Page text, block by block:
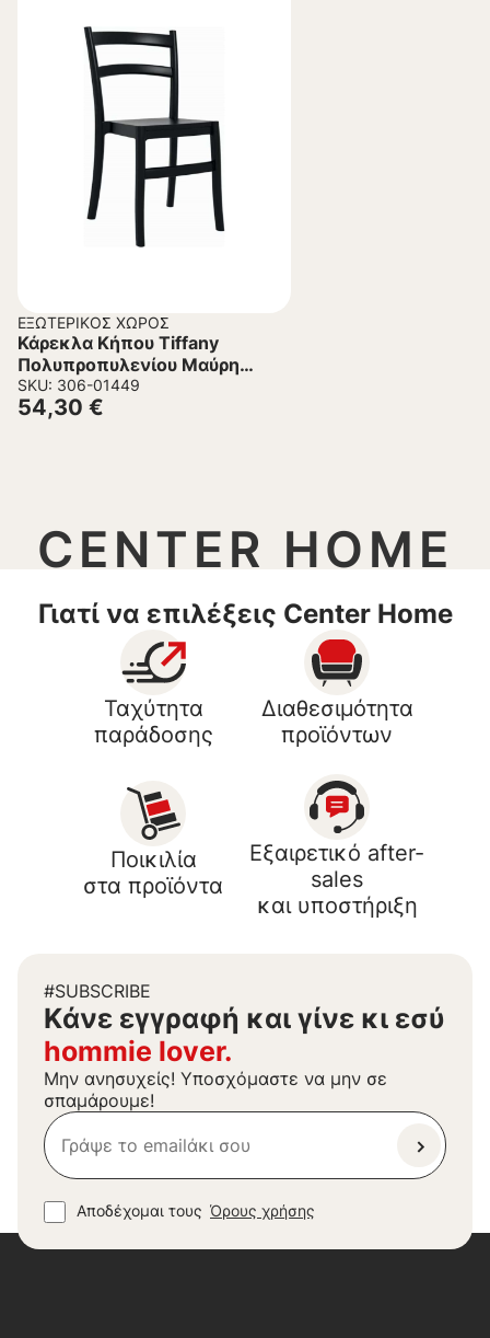
ΕΞΩΤΕΡΙΚΌΣ ΧΏΡΟΣ
Κάρεκλα Κήπου Tiffany
Πολυπροπυλενίου Μαύρη
45x51x85 εκ.
SKU: 306-01449
54,30 €
CENTER HOME
Γιατί να επιλέξεις Center Home
Ταχύτητα
παράδοσης
Διαθεσιμότητα
προϊόντων
Ποικιλία
στα προϊόντα
Εξαιρετικό after-
sales
και υποστήριξη
#SUBSCRIBE
Kάνε εγγραφή και γίνε κι εσύ
hommie lover.
Μην ανησυχείς! Υποσχόμαστε να μην σε
σπαμάρουμε!
Αποδέχομαι τους Όρους χρήσης